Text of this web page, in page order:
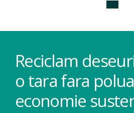
Reciclam
o tara fara
economie